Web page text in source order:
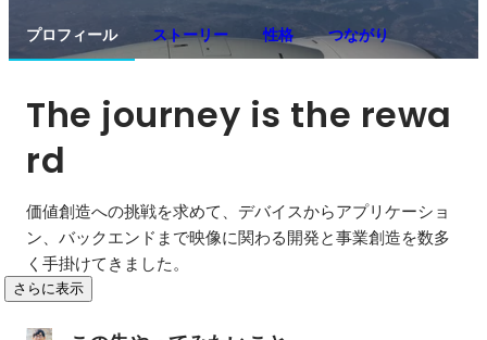
プロフィール ストーリー 性格 つながり
The journey is the rewa
rd
価値創造への挑戦を求めて、デバイスからアプリケーショ
ン、バックエンドまで映像に関わる開発と事業創造を数多
く手掛けてきました。
さらに表示